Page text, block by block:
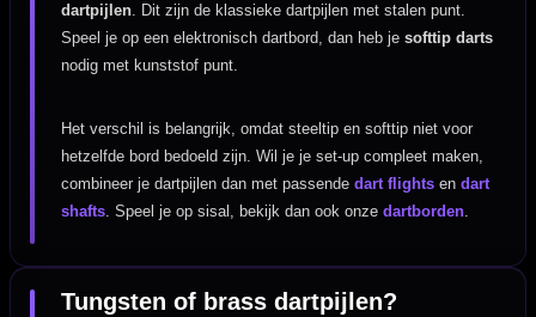
dartpijlen. Dit zijn de klassieke dartpijlen met stalen punt.
Speel je op een elektronisch dartbord, dan heb jesofttip darts
nodig met kunststof punt.
Het verschil is belangrijk, omdat steeltip en softtip niet voor
hetzelfde bord bedoeld zijn. Wil je je set-up compleet maken,
combineer je dartpijlen dan met passendedart flights endart
shafts. Speel je op sisal, bekijk dan ook onzedartborden.
Tungsten of brass dartpijlen?